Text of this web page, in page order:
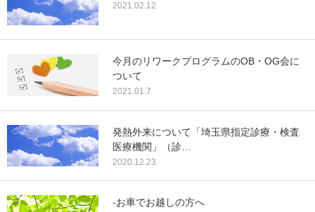
2021.02.12
今月のリワークプログラムのOB・OG会に
ついて
2021.01.7
発熱外来について「埼玉県指定診療・検査
医療機関」（診…
2020.12.23
-お車でお越しの方へ